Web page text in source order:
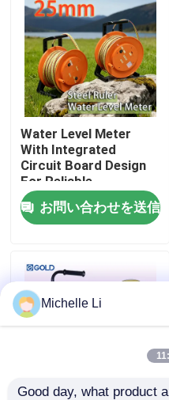
企業情報
会社案内
品質管理
お問い合わせ
地球物理学の調査の器械
地球物理学の健康な記
Water Level Meter
With Integrated
Circuit Board Design
For Reliable
Performance
お問い合わせを送信
Michelle Li
Good day, what product